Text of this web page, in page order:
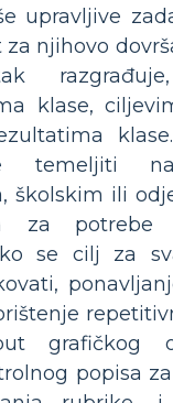
upravljive
njihovo
klase,
temeljiti
školskim ili
za potrebe
se cilj za
grafičkog
popisa